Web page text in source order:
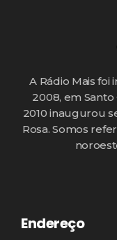
A Rádio Mais foi
2008, em
2010 inaugurou
Rosa. Somos
Endereço